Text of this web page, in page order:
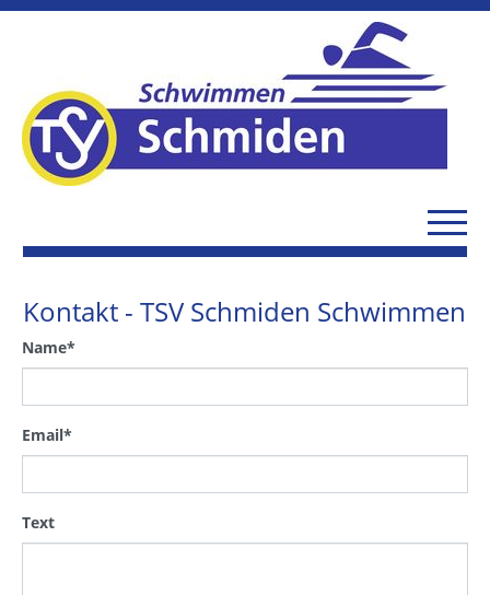
Kontakt - TSV Schmiden Schwimmen
Name*
Email*
Text